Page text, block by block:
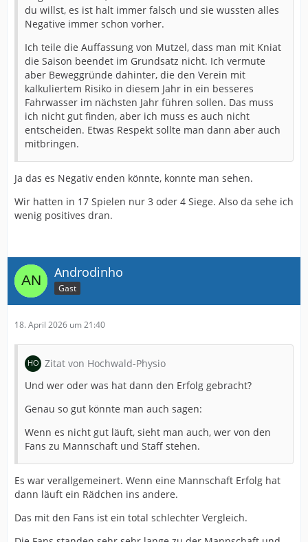
du willst, es ist halt immer falsch und sie wussten alles
Negative immer schon vorher.
Ich teile die Auffassung von Mutzel, dass man mit Kniat
die Saison beendet im Grundsatz nicht. Ich vermute
aber Beweggründe dahinter, die den Verein mit
kalkuliertem Risiko in diesem Jahr in ein besseres
Fahrwasser im nächsten Jahr führen sollen. Das muss
ich nicht gut finden, aber ich muss es auch nicht
entscheiden. Etwas Respekt sollte man dann aber auch
mitbringen.
Ja das es Negativ enden könnte, konnte man sehen.
Wir hatten in 17 Spielen nur 3 oder 4 Siege. Also da sehe ich
wenig positives dran.
Androdinho
Gast
18. April 2026 um 21:40
Zitat von Hochwald-Physio
Und wer oder was hat dann den Erfolg gebracht?
Genau so gut könnte man auch sagen:
Wenn es nicht gut läuft, sieht man auch, wer von den
Fans zu Mannschaft und Staff stehen.
Es war verallgemeinert. Wenn eine Mannschaft Erfolg hat
dann läuft ein Rädchen ins andere.
Das mit den Fans ist ein total schlechter Vergleich.